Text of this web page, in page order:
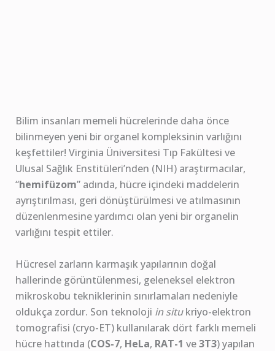
Bilim insanları memeli hücrelerinde daha önce
bilinmeyen yeni bir organel kompleksinin varlığını
keşfettiler! Virginia Üniversitesi Tıp Fakültesi ve
Ulusal Sağlık Enstitüleri’nden (NIH) araştırmacılar,
“hemifüzom” adında, hücre içindeki maddelerin
ayrıştırılması, geri dönüştürülmesi ve atılmasının
düzenlenmesine yardımcı olan yeni bir organelin
varlığını tespit ettiler.
Hücresel zarların karmaşık yapılarının doğal
hallerinde görüntülenmesi, geleneksel elektron
mikroskobu tekniklerinin sınırlamaları nedeniyle
oldukça zordur. Son teknoloji in situkriyo-elektron
tomografisi (cryo-ET) kullanılarak dört farklı memeli
hücre hattında (COS-7, HeLa, RAT-1 ve3T3) yapılan